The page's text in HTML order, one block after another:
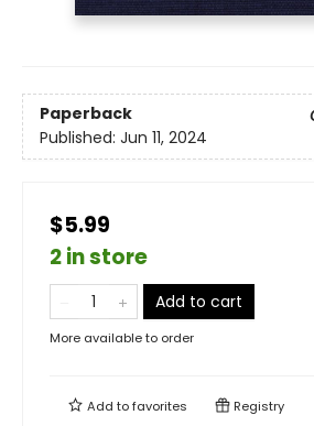
Paperback
Published: Jun 11, 2024
$5.99
2 in store
Add to cart
More available to order
Add tofavorites Registry